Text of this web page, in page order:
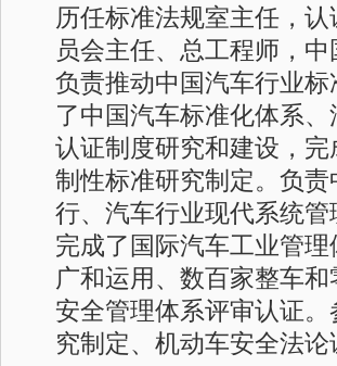
历任标准法规室主任，
员会主任、总工程师，
负责推动中国汽车行业
了中国汽车标准化体系
认证制度研究和建设，
制性标准研究制定。负
行、汽车行业现代系统
完成了国际汽车工业管理
广和运用、数百家整车
安全管理体系评审认证
究制定、机动车安全法论